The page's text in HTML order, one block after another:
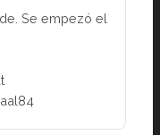
Se empezó el